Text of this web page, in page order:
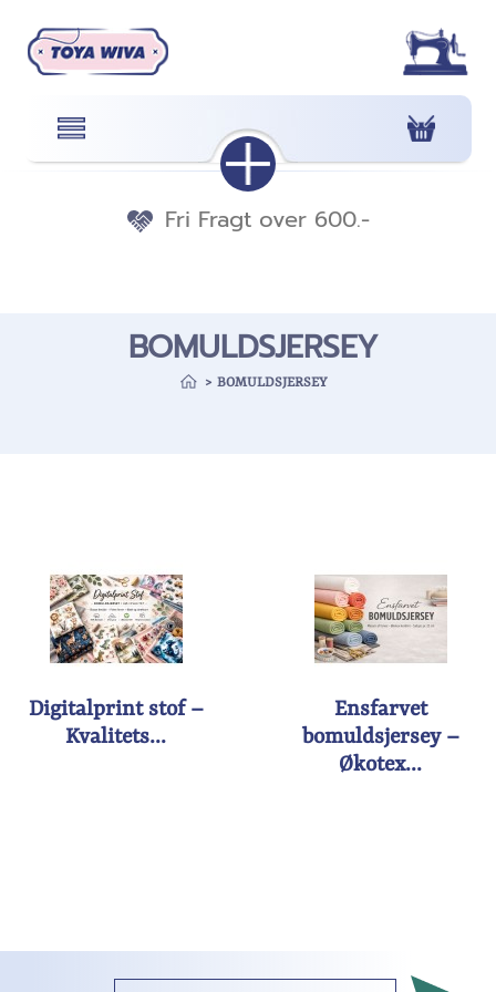
Fri Fragt over 600.-
> BOMULDSJERSEY
BOMULDSJERSEY
Digitalprint stof –
Kvalitets...
Ensfarvet
bomuldsjersey –
Økotex...